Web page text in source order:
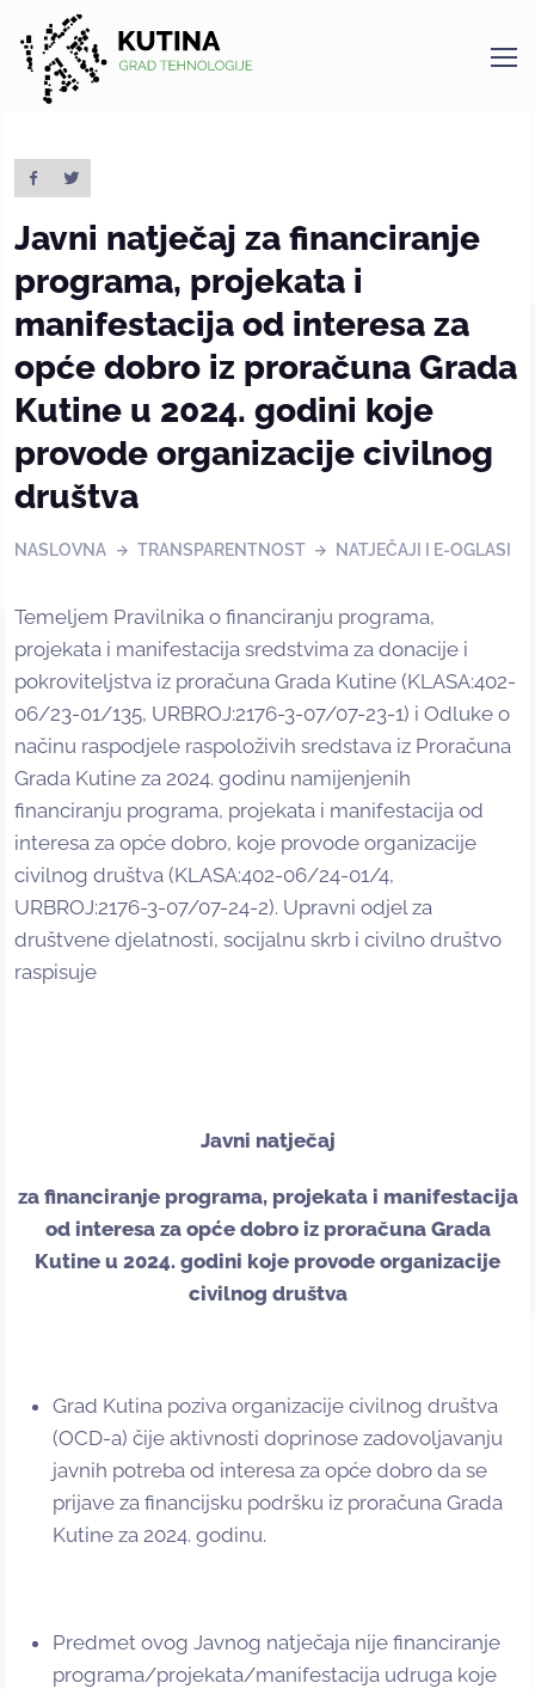
Kutina
Javni natječaj za financiranje
programa, projekata i
manifestacija od interesa za
opće dobro iz proračuna Grada
Kutine u 2024. godini koje
provode organizacije civilnog
društva
NASLOVNA TRANSPARENTNOST NATJEČAJI I E-OGLASI
Temeljem Pravilnika o financiranju programa,
projekata i manifestacija sredstvima za donacije i
pokroviteljstva iz proračuna Grada Kutine (KLASA:402-
06/23-01/135, URBROJ:2176-3-07/07-23-1) i Odluke o
načinu raspodjele raspoloživih sredstava iz Proračuna
Grada Kutine za 2024. godinu namijenjenih
financiranju programa, projekata i manifestacija od
interesa za opće dobro, koje provode organizacije
civilnog društva (KLASA:402-06/24-01/4,
URBROJ:2176-3-07/07-24-2). Upravni odjel za
društvene djelatnosti, socijalnu skrb i civilno društvo
raspisuje
Javni natječaj
za financiranje programa, projekata i manifestacija
od interesa za opće dobro iz proračuna Grada
Kutine u 2024. godini koje provode organizacije
civilnog društva
Grad Kutina poziva organizacije civilnog društva
(OCD-a) čije aktivnosti doprinose zadovoljavanju
javnih potreba od interesa za opće dobro da se
prijave za financijsku podršku iz proračuna Grada
Kutine za 2024. godinu.
Predmet ovog Javnog natječaja nije financiranje
programa/projekata/manifestacija udruga koje